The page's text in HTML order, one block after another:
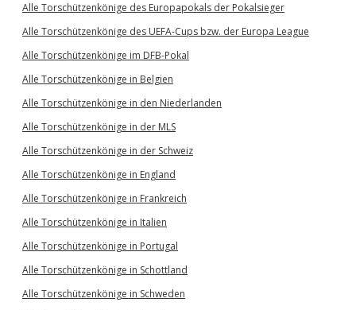
Alle Torschützenkönige des Europapokals der Pokalsieger
Alle Torschützenkönige des UEFA-Cups bzw. der Europa League
Alle Torschützenkönige im DFB-Pokal
Alle Torschützenkönige in Belgien
Alle Torschützenkönige in den Niederlanden
Alle Torschützenkönige in der MLS
Alle Torschützenkönige in der Schweiz
Alle Torschützenkönige in England
Alle Torschützenkönige in Frankreich
Alle Torschützenkönige in Italien
Alle Torschützenkönige in Portugal
Alle Torschützenkönige in Schottland
Alle Torschützenkönige in Schweden